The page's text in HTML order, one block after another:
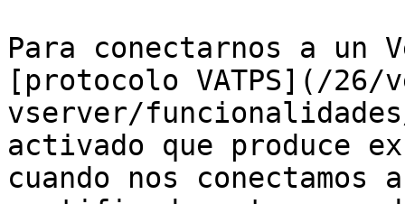
Para conectarnos a un
[protocolo VATPS](/26/
vserver/
activado que produce
cuando nos conectamos